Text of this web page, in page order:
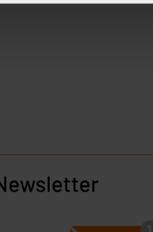
dass die USA als Land mit
dass US-Behörden
der